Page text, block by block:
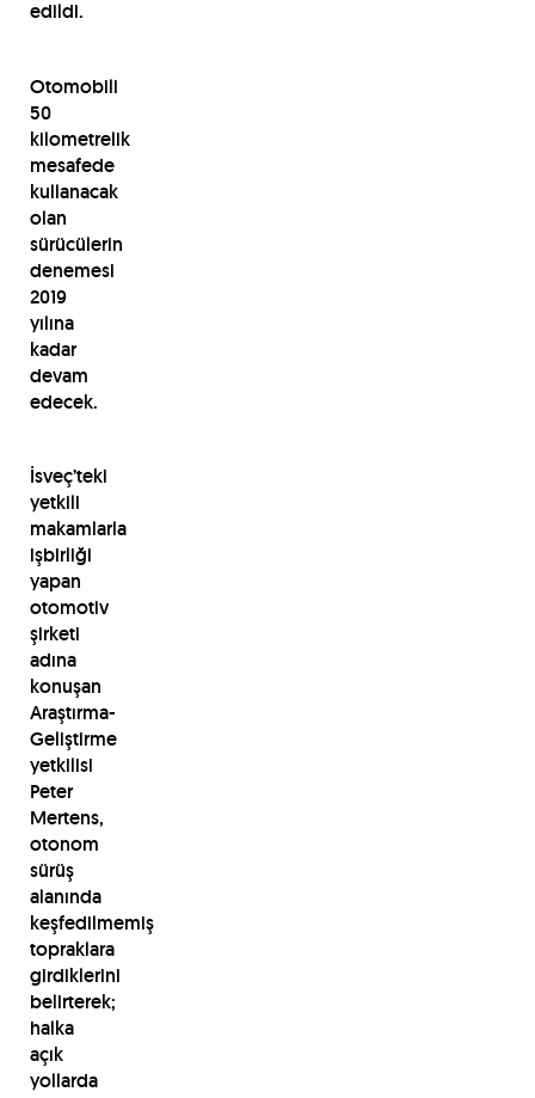
edildi.
Otomobili
50
kilometrelik
mesafede
kullanacak
olan
sürücülerin
denemesi
2019
yılına
kadar
devam
edecek.
İsveç’teki
yetkili
makamlarla
işbirliği
yapan
otomotiv
şirketi
adına
konuşan
Araştırma-
Geliştirme
yetkilisi
Peter
Mertens,
otonom
sürüş
alanında
keşfedilmemiş
topraklara
girdiklerini
belirterek;
halka
açık
yollarda